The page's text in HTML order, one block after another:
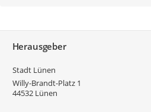
Herausgeber
Stadt Lünen
Willy-Brandt-Platz 1
44532 Lünen